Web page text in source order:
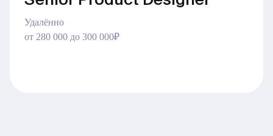
Удалённо
от 280 000 до 300 000₽